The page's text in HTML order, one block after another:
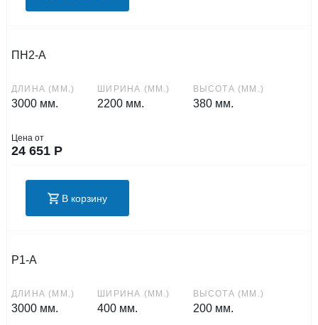
ПН2-А
ДЛИНА (ММ.)
3000 мм.
ШИРИНА (ММ.)
2200 мм.
ВЫСОТА (ММ.)
380 мм.
Цена от
24 651 Р
В корзину
Р1-А
ДЛИНА (ММ.)
3000 мм.
ШИРИНА (ММ.)
400 мм.
ВЫСОТА (ММ.)
200 мм.